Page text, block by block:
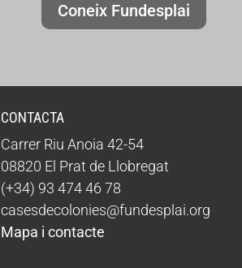
Coneix Fundesplai
CONTACTA
Carrer Riu Anoia 42-54
08820 El Prat de Llobregat
(+34) 93 474 46 78
casesdecolonies@fundesplai.org
Mapa i contacte